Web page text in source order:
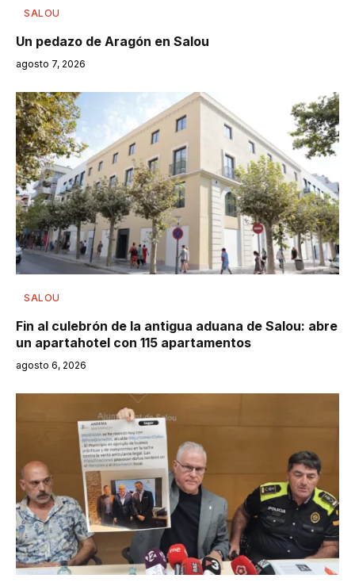
SALOU
Un pedazo de Aragón en Salou
agosto 7, 2026
SALOU
Fin al culebrón de la antigua aduana de Salou: abre
un apartahotel con 115 apartamentos
agosto 6, 2026